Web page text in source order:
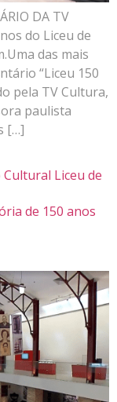
DA TV
do Liceu de
das mais
“Liceu 150
pela TV Cultura,
paulista
[…]
Liceu de
de 150 anos